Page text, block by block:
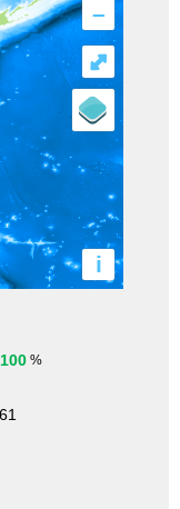
–
i
⤢
100 %